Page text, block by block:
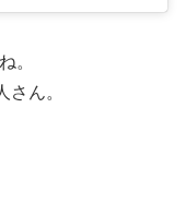
。
ん。